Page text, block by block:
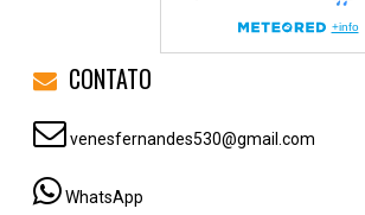
CONTATO
venesfernandes530@gmail.com
WhatsApp